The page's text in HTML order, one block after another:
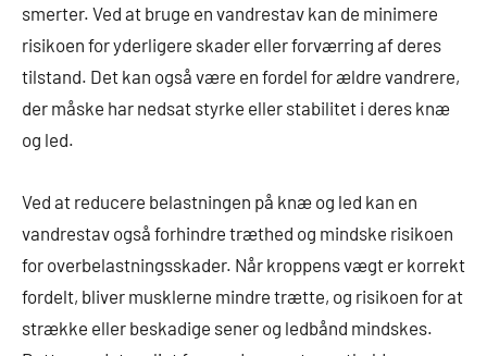
smerter. Ved at bruge en vandrestav kan de minimere
risikoen for yderligere skader eller forværring af deres
tilstand. Det kan også være en fordel for ældre vandrere,
der måske har nedsat styrke eller stabilitet i deres knæ
og led.
Ved at reducere belastningen på knæ og led kan en
vandrestav også forhindre træthed og mindske risikoen
for overbelastningsskader. Når kroppens vægt er korrekt
fordelt, bliver musklerne mindre trætte, og risikoen for at
strække eller beskadige sener og ledbånd mindskes.